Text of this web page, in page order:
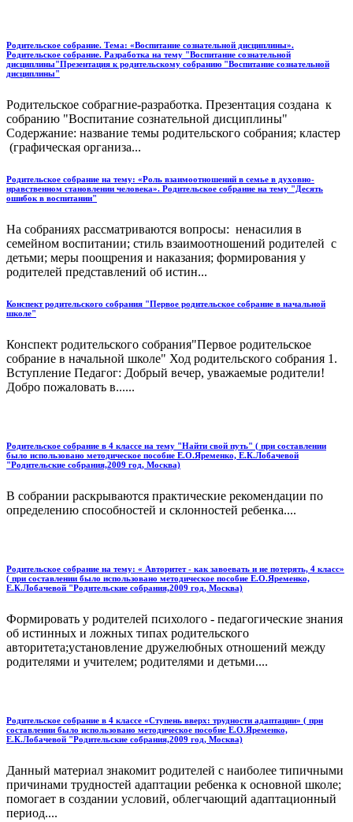
Родительское собрание. Тема: «Воспитание сознательной дисциплины».
Родительское собрание. Разработка на тему "Воспитание сознательной
дисциплины"Презентация к родительскому собранию "Воспитание сознательной
дисциплины"
Родительское собрагние-разработка. Презентация создана к
собранию "Воспитание сознательной дисциплины"
Содержание: название темы родительского собрания; кластер
(графическая организа...
Родительское собрание на тему: «Роль взаимоотношений в семье в духовно-
нравственном становлении человека». Родительское собрание на тему "Десять
ошибок в воспитании"
На собраниях рассматриваются вопросы: ненасилия в
семейном воспитании; стиль взаимоотношений родителей с
детьми; меры поощрения и наказания; формирования у
родителей представлений об истин...
Конспект родительского собрания "Первое родительское собрание в начальной
школе"
Конспект родительского собрания"Первое родительское
собрание в начальной школе" Ход родительского собрания 1.
Вступление Педагог: Добрый вечер, уважаемые родители!
Добро пожаловать в......
Родительское собрание в 4 классе на тему "Найти свой путь" ( при составлении
было использовано методическое пособие Е.О.Яременко, Е.К.Лобачевой
"Родительские собрания,2009 год, Москва)
В собрании раскрываются практические рекомендации по
определению способностей и склонностей ребенка....
Родительское собрание на тему: « Авторитет - как завоевать и не потерять, 4 класс»
( при составлении было использовано методическое пособие Е.О.Яременко,
Е.К.Лобачевой "Родительские собрания,2009 год, Москва)
Формировать у родителей психолого - педагогические знания
об истинных и ложных типах родительского
авторитета;установление дружелюбных отношений между
родителями и учителем; родителями и детьми....
Родительское собрание в 4 классе «Ступень вверх: трудности адаптации» ( при
составлении было использовано методическое пособие Е.О.Яременко,
Е.К.Лобачевой "Родительские собрания,2009 год, Москва)
Данный материал знакомит родителей с наиболее типичными
причинами трудностей адаптации ребенка к основной школе;
помогает в создании условий, облегчающий адаптационный
период....